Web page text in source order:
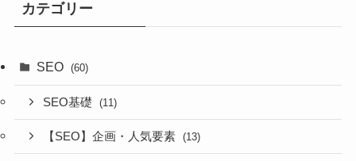
カテゴリー
SEO (60)
SEO基礎 (11)
【SEO】企画・人気要素 (13)